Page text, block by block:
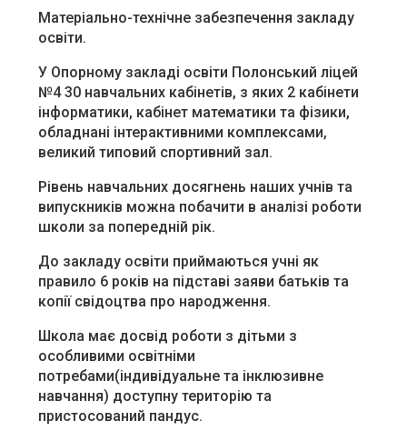
Матеріально-технічне забезпечення закладу
освіти.
У Опорному закладі освіти Полонський ліцей
№4 30 навчальних кабінетів, з яких 2 кабінети
інформатики, кабінет математики та фізики,
обладнані інтерактивними комплексами,
великий типовий спортивний зал.
Рівень навчальних досягнень наших учнів та
випускників можна побачити в аналізі роботи
школи за попередній рік.
До закладу освіти приймаються учні як
правило 6 років на підставі заяви батьків та
копії свідоцтва про народження.
Школа має досвід роботи з дітьми з
особливими освітніми
потребами(індивідуальне та інклюзивне
навчання) доступну територію та
пристосований пандус.